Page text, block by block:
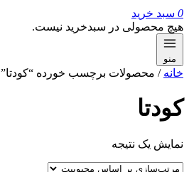
0 سبد خرید
هیچ محصولی در سبدخرید نیست.
منو
خانه / محصولات برچسب خورده “کودتا”
کودتا
نمایش یک نتیجه